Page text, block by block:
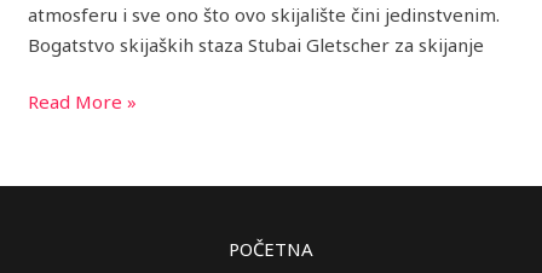
atmosferu i sve ono što ovo skijalište čini jedinstvenim.
Bogatstvo skijaških staza Stubai Gletscher za skijanje
Read More »
POČETNA